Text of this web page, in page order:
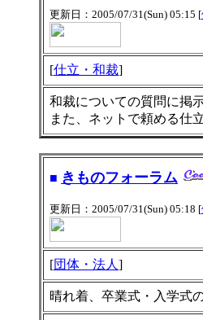
更新日：2005/07/31(Sun) 05:15 [
[仕立・和裁]
和裁についての質問に掲
また、ネットで頼める仕
■ きものフォーラム
更新日：2005/07/31(Sun) 05:18 [
[団体・法人 ]
晴れ着、卒業式・入学式